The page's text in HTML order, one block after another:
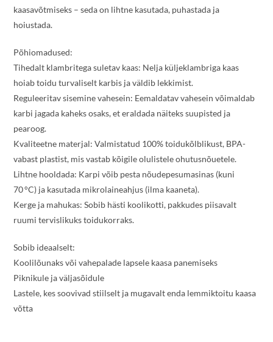
kaasavõtmiseks – seda on lihtne kasutada, puhastada ja
hoiustada.
Põhiomadused:
Tihedalt klambritega suletav kaas: Nelja küljeklambriga kaas
hoiab toidu turvaliselt karbis ja väldib lekkimist.
Reguleeritav sisemine vahesein: Eemaldatav vahesein võimaldab
karbi jagada kaheks osaks, et eraldada näiteks suupisted ja
pearoog.
Kvaliteetne materjal: Valmistatud 100% toidukõlblikust, BPA-
vabast plastist, mis vastab kõigile olulistele ohutusnõuetele.
Lihtne hooldada: Karpi võib pesta nõudepesumasinas (kuni
70 °C) ja kasutada mikrolaineahjus (ilma kaaneta).
Kerge ja mahukas: Sobib hästi koolikotti, pakkudes piisavalt
ruumi tervislikuks toidukorraks.
Sobib ideaalselt:
Koolilõunaks või vahepalade lapsele kaasa panemiseks
Piknikule ja väljasõidule
Lastele, kes soovivad stiilselt ja mugavalt enda lemmiktoitu kaasa
võtta